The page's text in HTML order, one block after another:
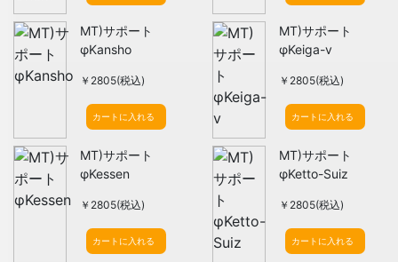
MT)サポート
φKansho
￥2805(税込)
カートに入れる
MT)サポート
φKeiga-v
￥2805(税込)
カートに入れる
MT)サポート
φKessen
￥2805(税込)
カートに入れる
MT)サポート
φKetto-Suiz
￥2805(税込)
カートに入れる